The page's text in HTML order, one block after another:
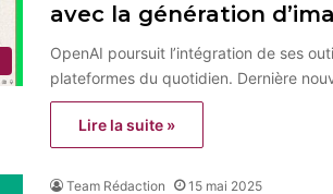
avec la génération
OpenAI poursuit l’intégration de ses
plateformes du quotidien. Dernière
Lire la suite »
Team Rédaction 15 mai 2025